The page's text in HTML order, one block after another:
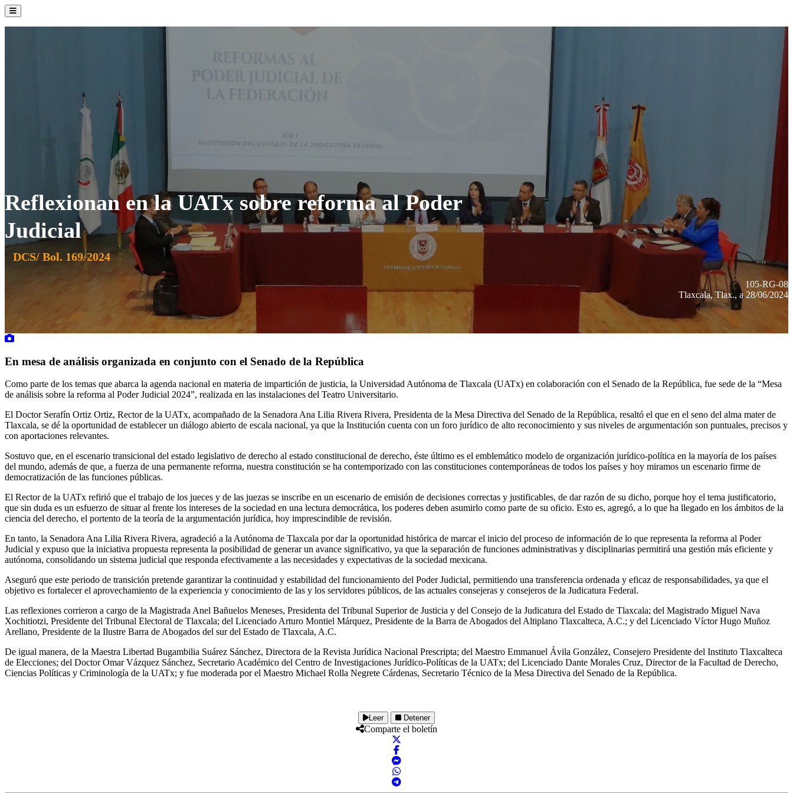
Reflexionan en la UATx sobre reforma al Poder
Judicial
DCS/ Bol. 169/2024
105-RG-08
Tlaxcala, Tlax., a 28/06/2024
En mesa de análisis organizada en conjunto con el Senado de la República
Como parte de los temas que abarca la agenda nacional en materia de impartición de justicia, la Universidad Autónoma de Tlaxcala (UATx) en colaboración con el Senado de la República, fue sede de la “Mesa
de análisis sobre la reforma al Poder Judicial 2024”, realizada en las instalaciones del Teatro Universitario.
El Doctor Serafín Ortiz Ortiz, Rector de la UATx, acompañado de la Senadora Ana Lilia Rivera Rivera, Presidenta de la Mesa Directiva del Senado de la República, resaltó el que en el seno del alma mater de
Tlaxcala, se dé la oportunidad de establecer un diálogo abierto de escala nacional, ya que la Institución cuenta con un foro jurídico de alto reconocimiento y sus niveles de argumentación son puntuales, precisos y
con aportaciones relevantes.
Sostuvo que, en el escenario transicional del estado legislativo de derecho al estado constitucional de derecho, éste último es el emblemático modelo de organización jurídico-política en la mayoría de los países
del mundo, además de que, a fuerza de una permanente reforma, nuestra constitución se ha contemporizado con las constituciones contemporáneas de todos los países y hoy miramos un escenario firme de
democratización de las funciones públicas.
El Rector de la UATx refirió que el trabajo de los jueces y de las juezas se inscribe en un escenario de emisión de decisiones correctas y justificables, de dar razón de su dicho, porque hoy el tema justificatorio,
que sin duda es un esfuerzo de situar al frente los intereses de la sociedad en una lectura democrática, los poderes deben asumirlo como parte de su oficio. Esto es, agregó, a lo que ha llegado en los ámbitos de la
ciencia del derecho, el portento de la teoría de la argumentación jurídica, hoy imprescindible de revisión.
En tanto, la Senadora Ana Lilia Rivera Rivera, agradeció a la Autónoma de Tlaxcala por dar la oportunidad histórica de marcar el inicio del proceso de información de lo que representa la reforma al Poder
Judicial y expuso que la iniciativa propuesta representa la posibilidad de generar un avance significativo, ya que la separación de funciones administrativas y disciplinarias permitirá una gestión más eficiente y
autónoma, consolidando un sistema judicial que responda efectivamente a las necesidades y expectativas de la sociedad mexicana.
Aseguró que este periodo de transición pretende garantizar la continuidad y estabilidad del funcionamiento del Poder Judicial, permitiendo una transferencia ordenada y eficaz de responsabilidades, ya que el
objetivo es fortalecer el aprovechamiento de la experiencia y conocimiento de las y los servidores públicos, de las actuales consejeras y consejeros de la Judicatura Federal.
Las reflexiones corrieron a cargo de la Magistrada Anel Bañuelos Meneses, Presidenta del Tribunal Superior de Justicia y del Consejo de la Judicatura del Estado de Tlaxcala; del Magistrado Miguel Nava
Xochitiotzi, Presidente del Tribunal Electoral de Tlaxcala; del Licenciado Arturo Montiel Márquez, Presidente de la Barra de Abogados del Altiplano Tlaxcalteca, A.C.; y del Licenciado Víctor Hugo Muñoz
Arellano, Presidente de la Ilustre Barra de Abogados del sur del Estado de Tlaxcala, A.C.
De igual manera, de la Maestra Libertad Bugambilia Suárez Sánchez, Directora de la Revista Jurídica Nacional Prescripta; del Maestro Emmanuel Ávila González, Consejero Presidente del Instituto Tlaxcalteca
de Elecciones; del Doctor Omar Vázquez Sánchez, Secretario Académico del Centro de Investigaciones Jurídico-Políticas de la UATx; del Licenciado Dante Morales Cruz, Director de la Facultad de Derecho,
Ciencias Políticas y Criminología de la UATx; y fue moderada por el Maestro Michael Rolla Negrete Cárdenas, Secretario Técnico de la Mesa Directiva del Senado de la República.
Leer Detener
Comparte el boletín